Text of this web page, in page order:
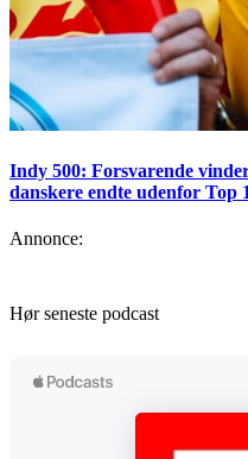
Indy 500: Forsvarende
danskere endte udenfor Top
Annonce:
Hør seneste podcast